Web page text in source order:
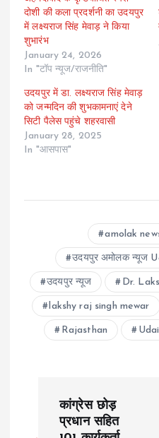
दोशी की कला प्रदर्शनी का उदयपुर
में लक्ष्यराज सिंह मेवाड़ ने किया
शुभारंभ
January 24, 2026
In "टॉप न्यूज/राजनीति"
उदयपुर में डा. लक्ष्यराज सिंह मेवाड़
को जन्मदिन की शुभकामनाएं देने
सिटी पैलेस पहुंचे शहरवासी
January 28, 2025
In "आसपास"
amolak
उदयपुर अमोलक न्यूज
उदयपुर न्यूज Dr.
lakshy raj singh mewar
Rajasthan
कांग्रेस छोड़
प्रधान सहित